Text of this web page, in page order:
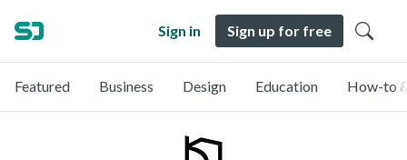
Sign in Sign up for free
Featured Business Design Education How-to